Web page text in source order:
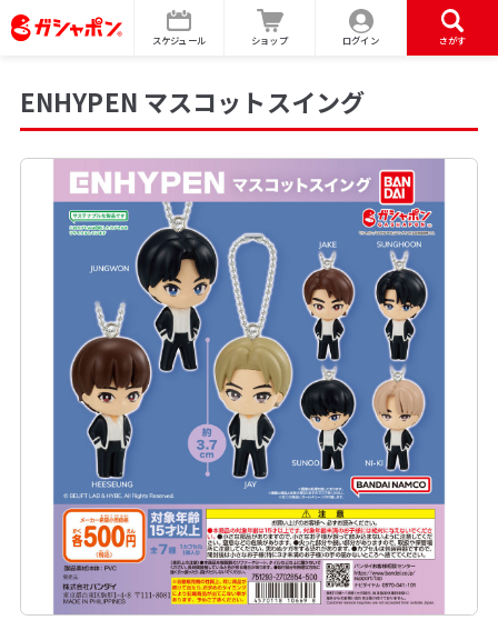
スケジュール ショップ ログイン さがす
ENHYPEN マスコットスイング